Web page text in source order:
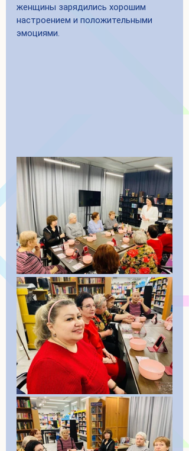
женщины зарядились хорошим
настроением и положительными
эмоциями.